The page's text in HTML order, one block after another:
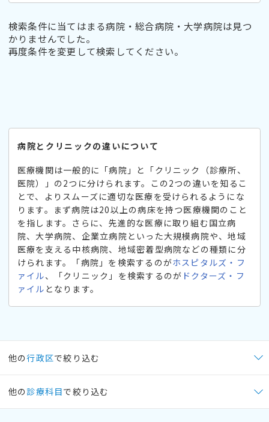
検索条件に当てはまる病院・総合病院・大学病院は見つ
かりませんでした。
再度条件を変更して検索してください。
病院とクリニックの違いについて
医療機関は一般的に「病院」と「クリニック（診療所、
医院）」の2つに分けられます。この2つの違いを知るこ
とで、よりスムーズに適切な医療を受けられるようにな
ります。まず病院は20以上の病床を持つ医療機関のこと
を指します。さらに、先進的な医療に取り組む国立病
院、大学病院、企業立病院といった大規模病院や、地域
医療を支える中核病院、地域密着型病院などの種類に分
けられます。「病院」を検索するのがホスピタルズ・フ
ァイル、「クリニック」を検索するのが ドクターズ・フ
ァイル となります。
他の行政区で絞り込む
他の 診療科目で絞り込む